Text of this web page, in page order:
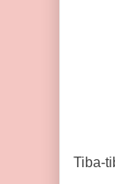
Tiba-